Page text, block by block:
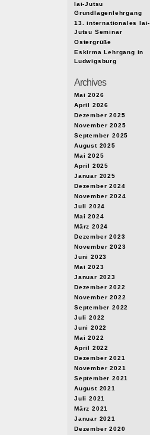
Iai-Jutsu
Grundlagenlehrgang
13. internationales Iai-
Jutsu Seminar
Ostergrüße
Eskirma Lehrgang in
Ludwigsburg
Archives
Mai 2026
April 2026
Dezember 2025
November 2025
September 2025
August 2025
Mai 2025
April 2025
Januar 2025
Dezember 2024
November 2024
Juli 2024
Mai 2024
März 2024
Dezember 2023
November 2023
Juni 2023
Mai 2023
Januar 2023
Dezember 2022
November 2022
September 2022
Juli 2022
Juni 2022
Mai 2022
April 2022
Dezember 2021
November 2021
September 2021
August 2021
Juli 2021
März 2021
Januar 2021
Dezember 2020